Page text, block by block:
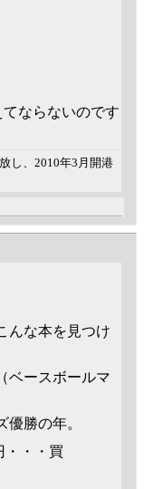
ならないのです
し、2010年3月開港
んな本を見つけ
ベースボールマ
優勝の年。
・・・買